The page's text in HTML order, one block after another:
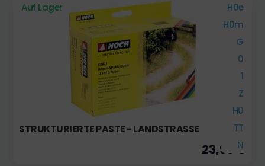
Auf Lager
H0e
H0m
G
0
1
Z
H0
TT
N
STRUKTURIERTE PASTE - LANDSTRASSE
23,99 €